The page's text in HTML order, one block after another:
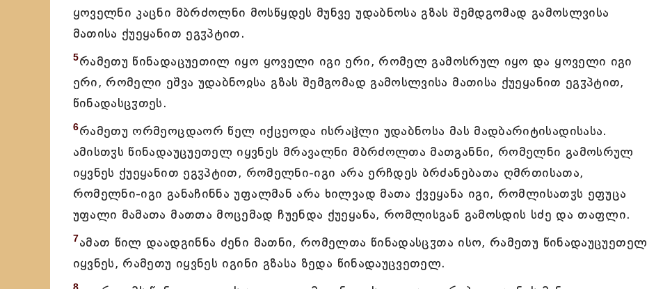
ყოველნი კაცნი მბრძოლნი მოსწყდეს მუნვე უდაბნოსა გზას შემდგომად გამოსლვისა
მათისა ქუეყანით ეგჳპტით.
5რამეთუ წინადაცუეთილ იყო ყოველი იგი ერი, რომელ გამოსრულ იყო და ყოველი იგი
ერი, რომელი ეშვა უდაბნოჲსა გზას შემგომად გამოსლვისა მათისა ქუეყანით ეგჳპტით,
წინადასცჳთეს.
6რამეთუ ორმეოცდაორ წელ იქცეოდა ისრაჱლი უდაბნოსა მას მადბარიტისადისასა.
ამისთჳს წინადაუცუეთელ იყვნეს მრავალნი მბრძოლთა მათგანნი, რომელნი გამოსრულ
იყვნეს ქუეყანით ეგჳპტით, რომელნი-იგი არა ერჩდეს ბრძანებათა ღმრთისათა,
რომელნი-იგი განაჩინნა უფალმან არა ხილვად მათა ქვეყანა იგი, რომლისათჳს ეფუცა
უფალი მამათა მათთა მოცემად ჩუენდა ქუეყანა, რომლისგან გამოსდის სძე და თაფლი.
7ამათ წილ დაადგინნა ძენი მათნი, რომელთა წინადასცჳთა ისო, რამეთუ წინადაუცუეთელ
იყვნეს, რამეთუ იყვნეს იგინი გზასა ზედა წინადაუცვეთელ.